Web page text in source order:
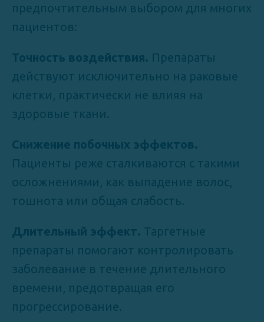
предпочтительным выбором для многих
пациентов:
Точность воздействия. Препараты
действуют исключительно на раковые
клетки, практически не влияя на
здоровые ткани.
Снижение побочных эффектов.
Пациенты реже сталкиваются с такими
осложнениями, как выпадение волос,
тошнота или общая слабость.
Длительный эффект. Таргетные
препараты помогают контролировать
заболевание в течение длительного
времени, предотвращая его
прогрессирование.